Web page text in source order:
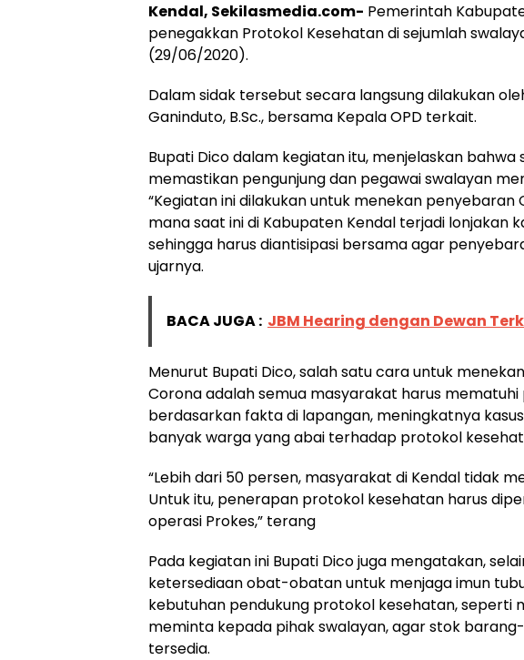
Kendal, Sekilasmedia.com- Pemerintah
penegakkan Protokol Kesehatan di sejumlah
(29/06/2020).
Dalam sidak tersebut secara langsung dilakukan
Ganinduto, B.Sc., bersama Kepala OPD terkait.
Bupati Dico dalam kegiatan itu, menjelaskan bahwa
memastikan pengunjung dan pegawai swalayan
“Kegiatan ini dilakukan untuk menekan penyebaran
mana saat ini di Kabupaten Kendal terjadi lonjakan
sehingga harus diantisipasi bersama agar
ujarnya.
BACA JUGA : JBM Hearing dengan Dewan
Menurut Bupati Dico, salah satu cara untuk
Corona adalah semua masyarakat harus
berdasarkan fakta di lapangan, meningkatnya
banyak warga yang abai terhadap protokol
“Lebih dari 50 persen, masyarakat di Kendal tidak
Untuk itu, penerapan protokol kesehatan harus
operasi Prokes,” terang
Pada kegiatan ini Bupati Dico juga mengatakan,
ketersediaan obat-obatan untuk menjaga imun
kebutuhan pendukung protokol kesehatan, seperti
meminta kepada pihak swalayan, agar stok
tersedia.